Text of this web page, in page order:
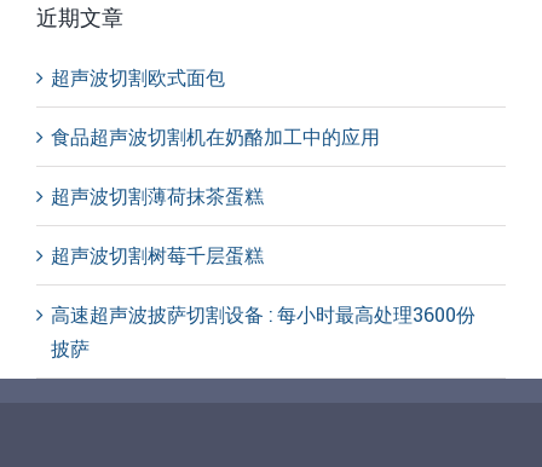
近期文章
超声波切割欧式面包
食品超声波切割机在奶酪加工中的应用
超声波切割薄荷抹茶蛋糕
超声波切割树莓千层蛋糕
高速超声波披萨切割设备 : 每小时最高处理3600份
披萨